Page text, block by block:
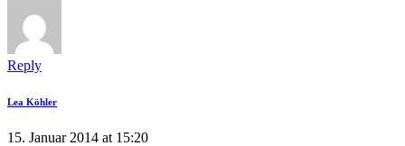
Reply
Lea Köhler
15. Januar 2014 at 15:20